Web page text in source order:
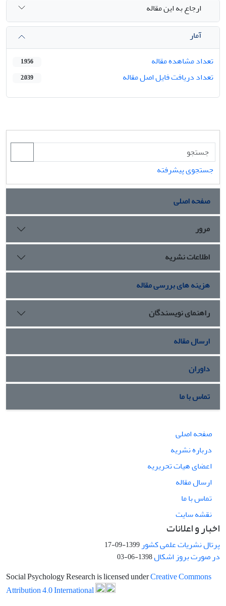
ارجاع به این مقاله
آمار
تعداد مشاهده مقاله
1,956
تعداد دریافت فایل اصل مقاله 2,039
جستجوی پیشرفته
صفحه اصلی
مرور
اطلاعات نشریه
هزینه های بررسی مقاله
راهنمای نویسندگان
ارسال مقاله
داوران
تماس با ما
صفحه اصلی
درباره نشریه
اعضای هیات تحریریه
ارسال مقاله
تماس با ما
نقشه سایت
اخبار و اعلانات
پرتال نشریات علمی کشور 1399-09-17
در صورت بروز اشکال1398-06-03
Social Psychology Research is licensed underCreative Commons
Attribution 4.0 International